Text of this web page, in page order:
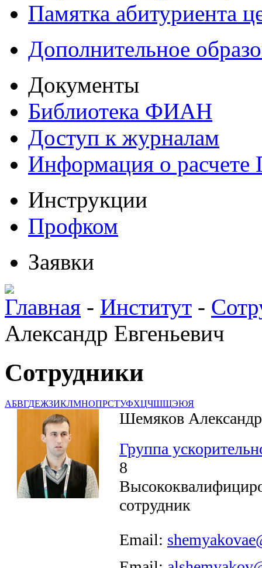
Памятка абитуриента
Дополнительное
Документы
Библиотека ФИАН
Доступ к журналам
Информация о
Инструкции
Профком
Заявки
Главная - Институт -
Александр Евгеньевич
Сотрудники
АБВГДЕЖЗИКЛМНОПРСТУФХЦЧШЩЭЮЯ
Шемяков
Группа
8
сотрудник
Email: